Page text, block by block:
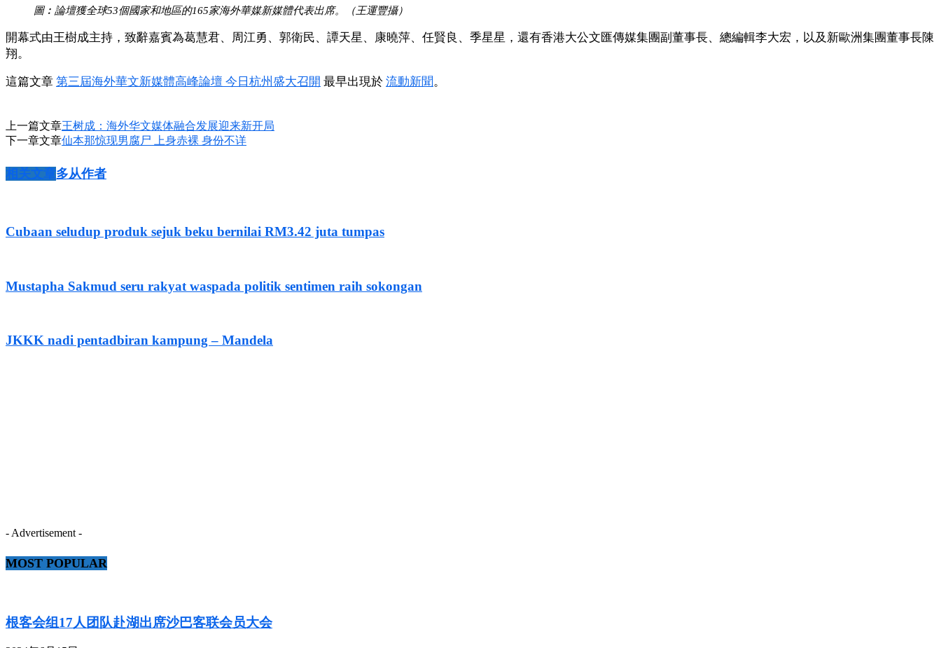
圖︰論壇獲全球53個國家和地區的165家海外華媒新媒體代表出席。（王運豐攝）
開幕式由王樹成主持，致辭嘉賓為葛慧君、周江勇、郭衛民、譚天星、康曉萍、任賢良、季星星，還有香港大公文匯傳媒集團副董事長、總編輯李大宏，以及新歐洲集團董事長陳
翔。
這篇文章 第三屆海外華文新媒體高峰論壇 今日杭州盛大召開 最早出現於 流動新聞 。
上一篇文章王树成：海外华文媒体融合发展迎来新开局
下一章文章仙本那惊现男腐尸 上身赤裸 身份不详
相关文章多从作者
Cubaan seludup produk sejuk beku bernilai RM3.42 juta tumpas
Mustapha Sakmud seru rakyat waspada politik sentimen raih sokongan
JKKK nadi pentadbiran kampung – Mandela
- Advertisement -
MOST POPULAR
根客会组17人团队赴湖出席沙巴客联会员大会